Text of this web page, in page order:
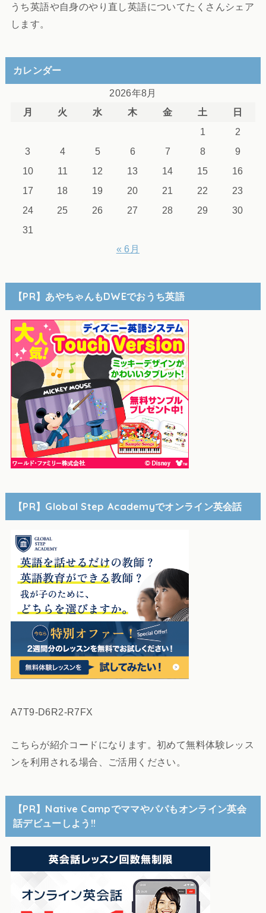
うち英語や自身のやり直し英語についてたくさんシェア
します。
カレンダー
2026年8月
月
火 水 木 金 土
日
1
2
3
4 5 6 7 8
9
10
11 12 13 14 15
16
17
18 19 20 21 22
23
24
25 26 27 28 29
30
31
« 6月
【PR】あやちゃんもDWEでおうち英語
【PR】Global Step Academyでオンライン英会話
A7T9-D6R2-R7FX
こちらが紹介コードになります。初めて無料体験レッス
ンを利用される場合、ご活用ください。
【PR】Native Campでママやパパもオンライン英会
話デビューしよう!!